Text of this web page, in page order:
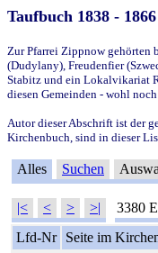
Taufbuch 1838 -
Zur Pfarrei Zippnow gehörten
(Dudylany), Freudenfier
Stabitz und ein Lokalvikariat
diesen Gemeinden - wohl
Autor dieser Abschrift ist der
Kirchenbuch, sind in dieser
Alles Suchen
|< < > >| 3380
Lfd-Nr
Seite im